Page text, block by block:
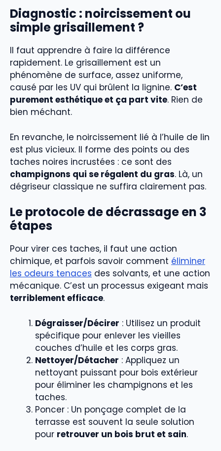
Diagnostic : noircissement ou
simple grisaillement ?
Il faut apprendre à faire la différence
rapidement. Le grisaillement est un
phénomène de surface, assez uniforme,
causé par les UV qui brûlent la lignine. C’est
purement esthétique et ça part vite. Rien de
bien méchant.
En revanche, le noircissement lié à l’huile de lin
est plus vicieux. Il forme des points ou des
taches noires incrustées : ce sont des
champignons qui se régalent du gras. Là, un
dégriseur classique ne suffira clairement pas.
Le protocole de décrassage en 3
étapes
Pour virer ces taches, il faut une action
chimique, et parfois savoir comment éliminer
les odeurs tenaces des solvants, et une action
mécanique. C’est un processus exigeant mais
terriblement efficace.
Dégraisser/Décirer : Utilisez un produit
spécifique pour enlever les vieilles
couches d’huile et les corps gras.
Nettoyer/Détacher : Appliquez un
nettoyant puissant pour bois extérieur
pour éliminer les champignons et les
taches.
Poncer : Un ponçage complet de la
terrasse est souvent la seule solution
pour retrouver un bois brut et sain.